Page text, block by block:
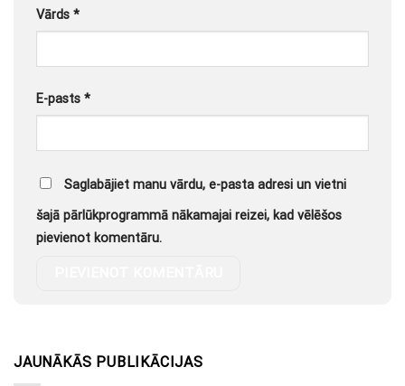
Vārds *
E-pasts *
Saglabājiet manu vārdu, e-pasta adresi un vietni
šajā pārlūkprogrammā nākamajai reizei, kad vēlēšos
pievienot komentāru.
JAUNĀKĀS PUBLIKĀCIJAS